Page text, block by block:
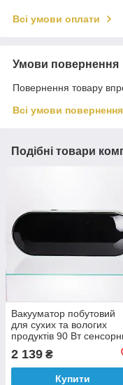
Всі умови оплати
Умови повернення
Повернення товару
Всі умови повернення
Подібні товари
Вакууматор побутовий
для сухих та вологих
продуктів 90 Вт
вакуумний пакувальник
10 пакетів HP-11-16
2 139 ₴
Купити